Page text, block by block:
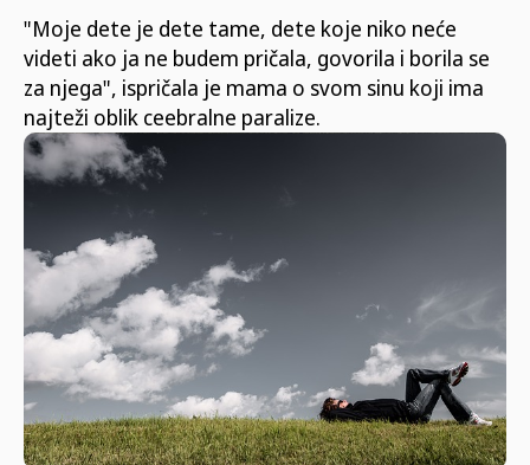
"Moje dete je dete tame, dete koje niko neće
videti ako ja ne budem pričala, govorila i borila se
za njega", ispričala je mama o svom sinu koji ima
najteži oblik ceebralne paralize.